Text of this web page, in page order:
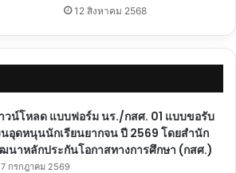
12 สิงหาคม 2568
วน์โหลด แบบฟอร์ม นร./กสศ. 01 แบบขอรับ
นอุดหนุนนักเรียนยากจน ปี 2569 โดยสำนัก
นาหลักประกันโอกาสทางการศึกษา (กสศ.)
7 กรกฎาคม 2569